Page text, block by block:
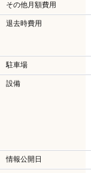
その他月額費用
退去時費用
駐車場
設備
情報公開日